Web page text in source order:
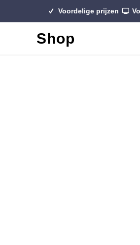
Voordelige prijzen
Shop